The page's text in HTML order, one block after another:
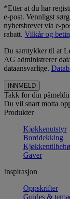
*Etter at du har
e-post. Vennligst
nyhetsbrevet via e-
rabatt. Vilkår og
Du samtykker til at
AG administrerer
dataansvarlige.
Takk for din
Du vil snart motta
Produkter
Kjøkkenutstyr
Borddekking
Gaver
Inspirasjon
Oppskrifter
Guides &